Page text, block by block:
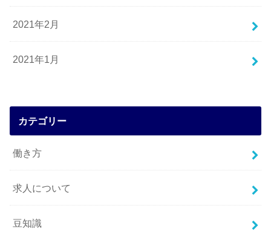
2021年2月
2021年1月
カテゴリー
働き方
求人について
豆知識